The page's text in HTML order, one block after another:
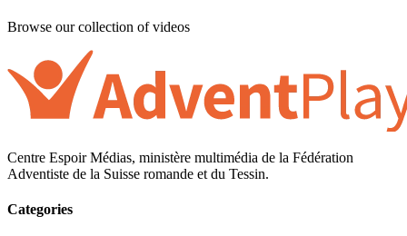
Browse our collection of videos
Centre Espoir Médias, ministère multimédia de la Fédération
Adventiste de la Suisse romande et du Tessin.
Categories